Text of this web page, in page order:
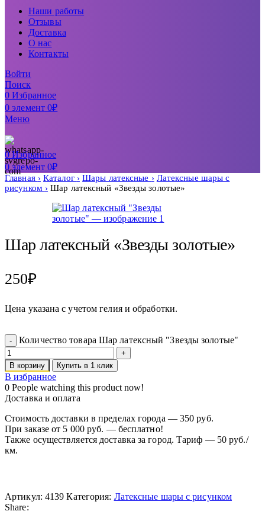
Наши работы
Отзывы
Доставка
О нас
Контакты
Войти
Поиск
0Избранное
0элемент 0₽
Меню
0Избранное
0элемент 0₽
Главная Каталог Шары латексные
Латексные шары с
рисунком
Шар латексный «Звезды золотые»
Шар латексный «Звезды золотые»
250₽
Цена указана с учетом гелия и обработки.
Количество товара Шар латексный "Звезды золотые"
В корзину Купить в 1 клик
В избранное
0 People watching this product now!
Доставка и оплата
Стоимость доставки в пределах города — 350 руб.
При заказе от 5 000 руб. — бесплатно!
Также осуществляется доставка за город. Тариф — 50 руб./
км.
Артикул: 4139Категория: Латексные шары с рисунком
Share: